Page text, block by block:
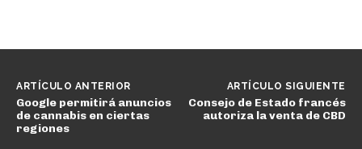
ARTÍCULO ANTERIOR
Google permitirá anuncios
de cannabis en ciertas
regiones
ARTÍCULO SIGUIENTE
Consejo de Estado francés
autoriza la venta de CBD